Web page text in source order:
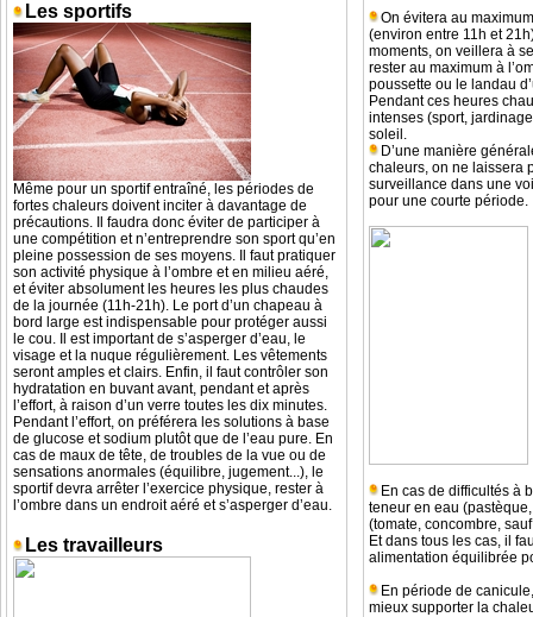
Les sportifs
Même pour un sportif entraîné, les périodes de
fortes chaleurs doivent inciter à davantage de
précautions. Il faudra donc éviter de participer à
une compétition et n’entreprendre son sport qu’en
pleine possession de ses moyens. Il faut pratiquer
son activité physique à l’ombre et en milieu aéré,
et éviter absolument les heures les plus chaudes
de la journée (11h-21h). Le port d’un chapeau à
bord large est indispensable pour protéger aussi
le cou. Il est important de s’asperger d’eau, le
visage et la nuque régulièrement. Les vêtements
seront amples et clairs. Enfin, il faut contrôler son
hydratation en buvant avant, pendant et après
l’effort, à raison d’un verre toutes les dix minutes.
Pendant l’effort, on préférera les solutions à base
de glucose et sodium plutôt que de l’eau pure. En
cas de maux de tête, de troubles de la vue ou de
sensations anormales (équilibre, jugement...), le
sportif devra arrêter l’exercice physique, rester à
l’ombre dans un endroit aéré et s’asperger d’eau.
Les travailleurs
On évitera au
(environ entre 11h et
moments, on veillera à
rester au maximum à
poussette ou le landau
Pendant ces heures
intenses (sport,
soleil.
D’une manière
chaleurs, on ne laissera
surveillance dans une
pour une courte période.
En cas de difficultés à
teneur en eau
(tomate, concombre,
Et dans tous les cas, il
alimentation équilibrée
En période de
mieux supporter la